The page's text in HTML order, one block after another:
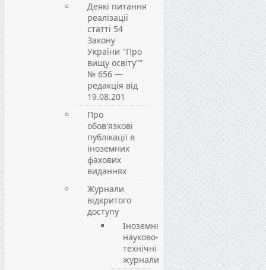
Деякі питання
реалізації
статті 54
Закону
України "Про
вищу освіту"”
№ 656 —
редакція від
19.08.201
Про
обов'язкові
публікації в
іноземних
фахових
виданнях
Журнали
відкритого
доступу
Іноземні
науково-
технічні
журнали